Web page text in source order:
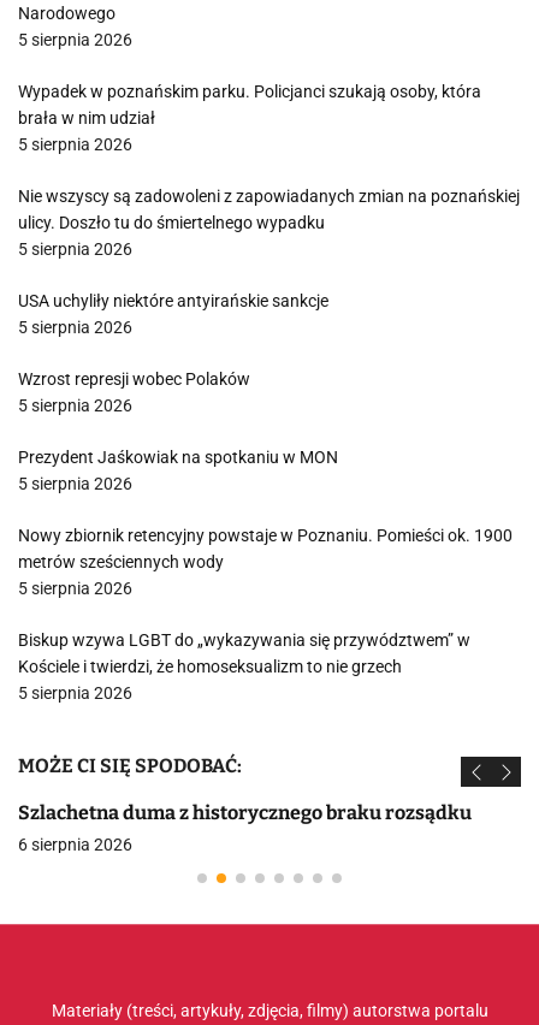
Narodowego
5 sierpnia 2026
Wypadek w poznańskim parku. Policjanci szukają osoby, która
brała w nim udział
5 sierpnia 2026
Nie wszyscy są zadowoleni z zapowiadanych zmian na poznańskiej
ulicy. Doszło tu do śmiertelnego wypadku
5 sierpnia 2026
USA uchyliły niektóre antyirańskie sankcje
5 sierpnia 2026
Wzrost represji wobec Polaków
5 sierpnia 2026
Prezydent Jaśkowiak na spotkaniu w MON
5 sierpnia 2026
Nowy zbiornik retencyjny powstaje w Poznaniu. Pomieści ok. 1900
metrów sześciennych wody
5 sierpnia 2026
Biskup wzywa LGBT do „wykazywania się przywództwem” w
Kościele i twierdzi, że homoseksualizm to nie grzech
5 sierpnia 2026
MOŻE CI SIĘ SPODOBAĆ:
Szlachetna duma z historycznego braku rozsądku
6 sierpnia 2026
Materiały (treści, artykuły, zdjęcia, filmy) autorstwa portalu